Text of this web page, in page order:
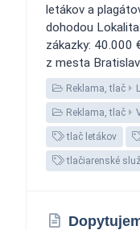
letákov a
dohodou
zákazky: 40.000
z mesta
Reklama, tlač
Reklama, tlač
tlač letákov
tlačiarenské